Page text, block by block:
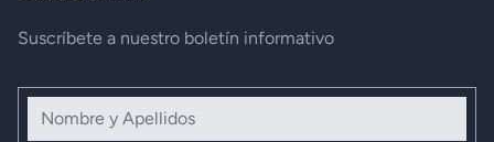
Suscríbete a nuestro boletín informativo
Nombre y Apellidos